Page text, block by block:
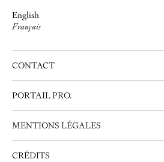
English
Français
CONTACT
PORTAIL PRO.
Nous contacter
MENTIONS LÉGALES
CRÉDITS